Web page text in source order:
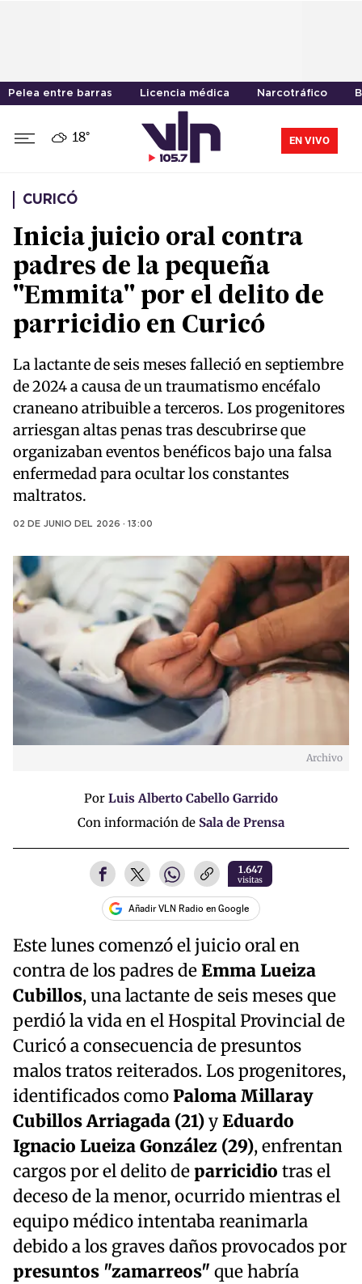
Pelea entre barras Licencia médica Narcotráfico
18° EN VIVO
CURICÓ
Inicia juicio oral contra
padres de la pequeña
"Emmita" por el delito de
parricidio en Curicó
La lactante de seis meses falleció en septiembre
de 2024 a causa de un traumatismo encéfalo
craneano atribuible a terceros. Los progenitores
arriesgan altas penas tras descubrirse que
organizaban eventos benéficos bajo una falsa
enfermedad para ocultar los constantes
maltratos.
02 DE JUNIO DEL 2026 · 13:00
Archivo
Por Luis Alberto Cabello Garrido
Con información de Sala de Prensa
1.647
visitas
Añadir VLN Radio en Google
Este lunes comenzó el juicio oral en
contra de los padres deEmma Lueiza
Cubillos, una lactante de seis meses que
perdió la vida en el Hospital Provincial de
Curicó a consecuencia de presuntos
malos tratos reiterados. Los progenitores,
identificados comoPaloma Millaray
Cubillos Arriagada (21)yEduardo
Ignacio Lueiza González (29), enfrentan
cargos por el delito deparricidio tras el
deceso de la menor, ocurrido mientras el
equipo médico intentaba reanimarla
debido a los graves daños provocados por
presuntos "zamarreos" que habría